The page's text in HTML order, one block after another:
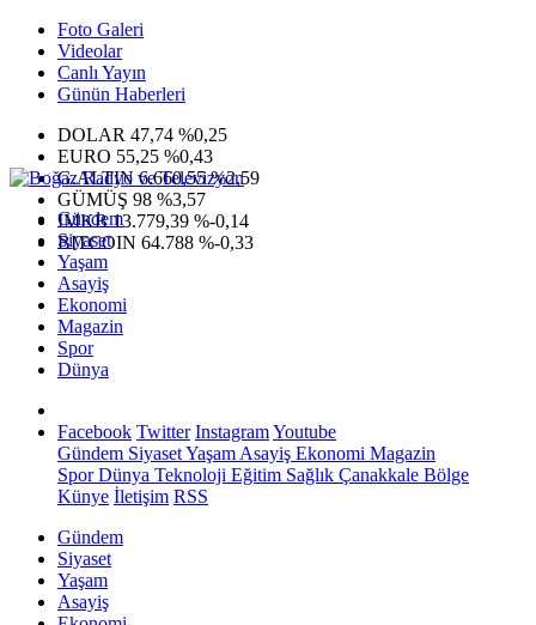
Foto Galeri
Videolar
Canlı Yayın
Günün Haberleri
DOLAR 47,74 %0,25
EURO 55,25 %0,43
G.ALTIN6.660,55 %2,59
GÜMÜŞ 98 %3,57
IMKB13.779,39 %-0,14
BITCOIN 64.788 %-0,33
Gündem
Siyaset
Yaşam
Asayiş
Ekonomi
Magazin
Spor
Dünya
Facebook Twitter InstagramYoutube
Gündem SiyasetYaşam Asayiş Ekonomi Magazin
SporDünya Teknoloji Eğitim Sağlık Çanakkale Bölge
Künye İletişim RSS
Gündem
Siyaset
Yaşam
Asayiş